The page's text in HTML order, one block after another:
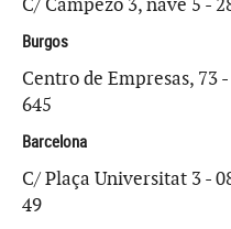
Burgos
Centro de Empresas, 73
645
Barcelona
C/ Plaça Universitat 3 -
49